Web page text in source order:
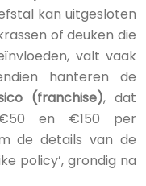
kan uitgesloten
of deuken die
valt vaak
hanteren de
(franchise), dat
en €150 per
de details van de
policy’, grondig na